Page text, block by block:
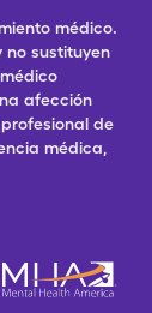
médico.
no sustituyen
afección
de
médica,